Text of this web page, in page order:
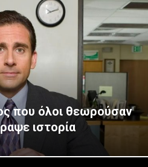
που όλοι θεωρούσαν
ιστορία